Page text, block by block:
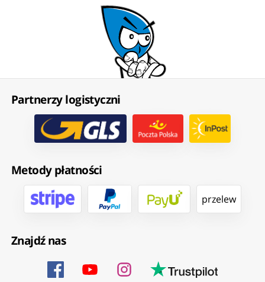
Partnerzy logistyczni
Metody płatności
przelew
Znajdź nas